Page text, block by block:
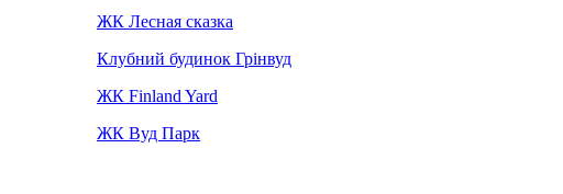
ЖК Лесная сказка
Клубний будинок Грінвуд
ЖК Finland Yard
ЖК Вуд Парк